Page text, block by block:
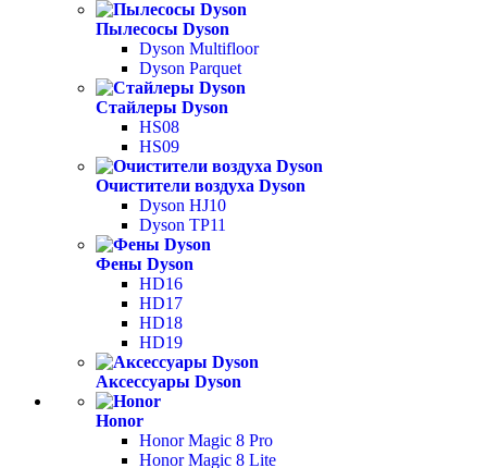
Пылесосы Dyson
Dyson Multifloor
Dyson Parquet
Стайлеры Dyson
HS08
HS09
Очистители воздуха Dyson
Dyson HJ10
Dyson TP11
Фены Dyson
HD16
HD17
HD18
HD19
Аксессуары Dyson
Honor
Honor Magic 8 Pro
Honor Magic 8 Lite